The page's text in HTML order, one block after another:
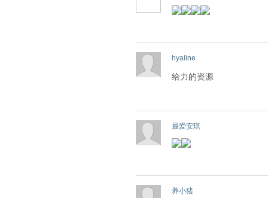
hyaline
给力的资源
最爱安琪
养小猪